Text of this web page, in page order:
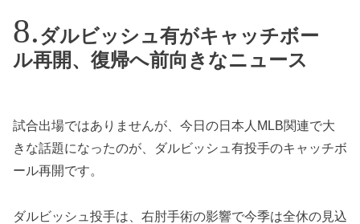
ダルビッシュ有がキャッチボー
ル再開、復帰へ前向きなニュース
試合出場ではありませんが、今日の日本人MLB関連で大
きな話題になったのが、ダルビッシュ有投手のキャッチボ
ール再開です。
ダルビッシュ投手は、右肘手術の影響で今季は全休の見込